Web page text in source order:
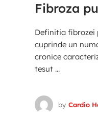
Fibroza
Definitia fibrozei
cuprinde un
cronice
tesut ...
by Cardio